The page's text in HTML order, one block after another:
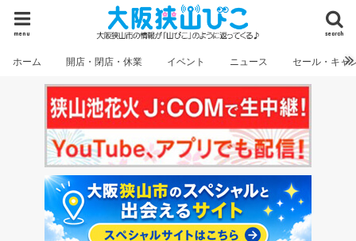
search
menu
ホーム 開店・閉店・休業 イベント ニュース セール・キャ